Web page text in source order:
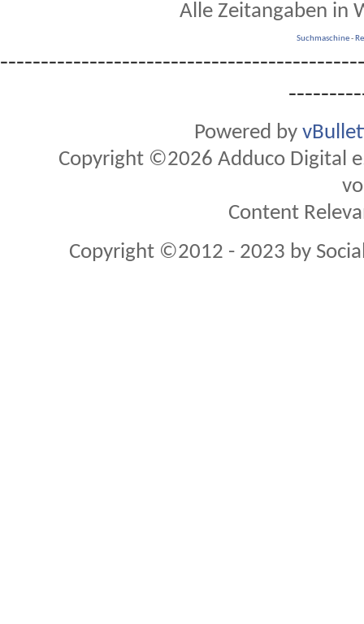
Alle Zeitangaben in
Suchmaschine-
Powered by
Copyright ©2026 Adduco Digital
Content
Copyright ©2012 - 2023 by